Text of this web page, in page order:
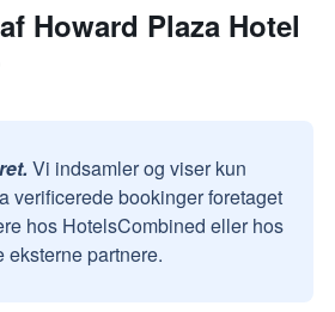
Howard Plaza Hotel
Vi indsamler og viser kun
verificerede bookinger foretaget
hos HotelsCombined eller hos
eksterne partnere.